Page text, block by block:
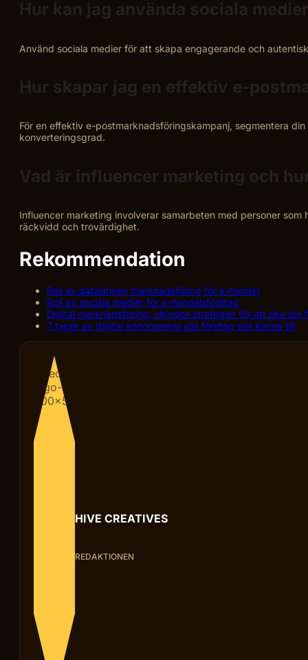
Hur kan jag använda sociala
Använd sociala medier för att skapa engagerande och
Hur skapar jag en effektiv e-
För en effektiv e-postmarknadsföringskampanj, segmentera
konverteringsgrad.
Vad är influencer marketing och
Influencer marketing involverar samarbeten med personer
räckvidd och trovärdighet.
Rekommendation
Roll av datadriven marknadsföring för e-handel
Roll av sociala medier för e-handelsföretag
Digital marknadsföring: ultimata strategier för att öka din
7 typer av digital annonsering alla företag bör känna till
HIVE CREATIVES
REDAKTIONEN